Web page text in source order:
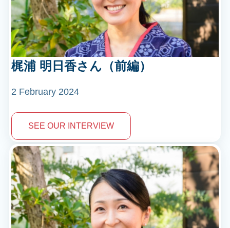
梶浦 明日香さん（前編）
2 February 2024
SEE OUR INTERVIEW